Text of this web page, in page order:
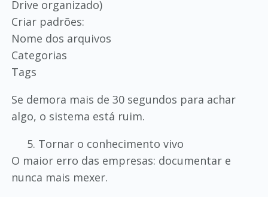
Drive organizado)
Criar padrões:
Nome dos arquivos
Categorias
Tags
Se demora mais de 30 segundos para achar
algo, o sistema está ruim.
Tornar o conhecimento vivo
O maior erro das empresas: documentar e
nunca mais mexer.